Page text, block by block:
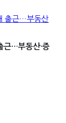
근…부동산·증